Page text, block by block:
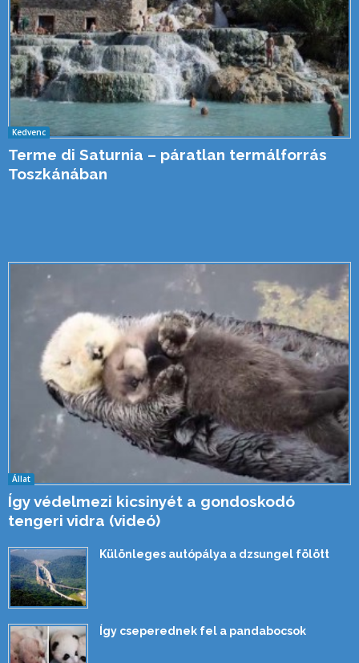
Kedvenc
Terme di Saturnia – páratlan termálforrás
Toszkánában
Állat
Így védelmezi kicsinyét a gondoskodó
tengeri vidra (videó)
Különleges autópálya a dzsungel fölött
Így cseperednek fel a pandabocsok